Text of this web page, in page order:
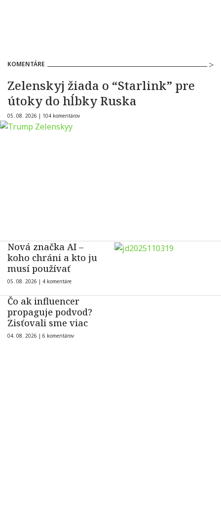
KOMENTÁRE
Zelenskyj žiada o “Starlink” pre
útoky do hĺbky Ruska
05. 08. 2026 | 104 komentárov
Nová značka AI –
koho chráni a kto ju
musí používať
05. 08. 2026 | 4 komentáre
Čo ak influencer
propaguje podvod?
Zisťovali sme viac
04. 08. 2026 | 6 komentárov